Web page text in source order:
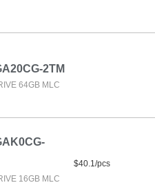
2TM
64GB MLC
16GB MLC
$40.1/pcs